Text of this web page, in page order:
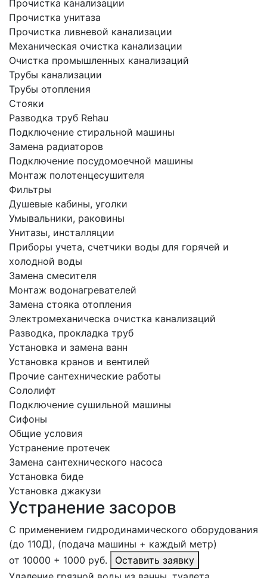
Прочистка канализации
Прочистка унитаза
Прочистка ливневой канализации
Механическая очистка канализации
Очистка промышленных канализаций
Трубы канализации
Трубы отопления
Стояки
Разводка труб Rehau
Подключение стиральной машины
Замена радиаторов
Подключение посудомоечной машины
Монтаж полотенцесушителя
Фильтры
Душевые кабины, уголки
Умывальники, раковины
Унитазы, инсталляции
Приборы учета, счетчики воды для горячей и
холодной воды
Замена смесителя
Монтаж водонагревателей
Замена стояка отопления
Электромеханическа очистка канализаций
Разводка, прокладка труб
Установка и замена ванн
Установка кранов и вентилей
Прочие сантехнические работы
Сололифт
Подключение сушильной машины
Сифоны
Общие условия
Устранение протечек
Замена сантехнического насоса
Установка биде
Установка джакузи
Устранение засоров
С применением гидродинамического оборудования
(до 110Д), (подача машины + каждый метр)
от 10000 + 1000 руб.
Оставить заявку